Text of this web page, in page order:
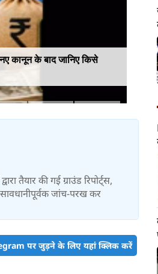
कानून के बाद जानिए किसे
तैयार की गई ग्राउंड रिपोर्ट्स,
सावधानीपूर्वक जांच-परख कर
पर जुड़ने के लिए यहां क्लिक करें